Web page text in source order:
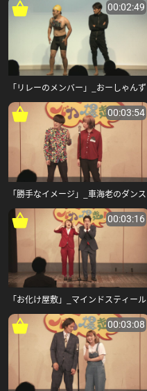
00:02:49
「リレーのメンバー」_おーしゃんず
00:03:54
「勝手なイメージ」_車海老のダンス
00:03:16
「お化け屋敷」_マインドスティール
00:03:08